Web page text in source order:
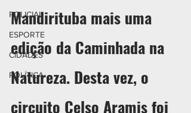
POLICIAL
ESPORTE
CIDADES
POLÍTICA
Mandirituba mais uma
edição da Caminhada na
Natureza. Desta vez, o
circuito Celso Aramis foi